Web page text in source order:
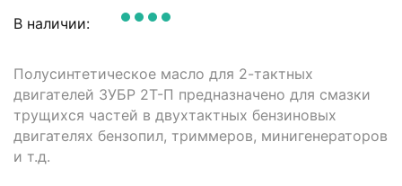
В наличии:
Полусинтетическое масло для 2-тактных
двигателей ЗУБР 2Т-П предназначено для смазки
трущихся частей в двухтактных бензиновых
двигателях бензопил, триммеров, минигенераторов
и т.д.